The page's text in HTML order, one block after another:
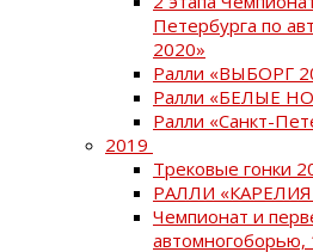
Петербурга по
2020»
Ралли «ВЫБОРГ
Ралли «БЕЛЫЕ
Ралли «Санкт-
2019
Трековые гонки
РАЛЛИ «КАРЕЛИЯ
Чемпионат и
автомногоборью,